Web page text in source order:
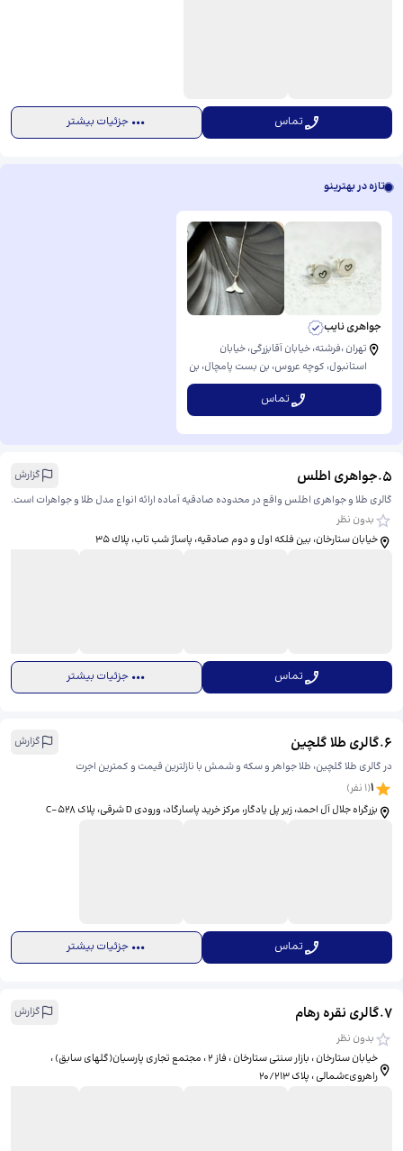
تماس جزئیات بیشتر
تازه در بهترینو
جواهری نایب
تهران ،فرشته، خیابان آقابزرگی، خیابان
استانبول، کوچه عروس، بن بست پامچال، ​بن
بست پامچال
تماس
5
.جواهری اطلس
گزارش
گالری طلا و جواهری اطلس واقع در محدوده صادقیه آماده ارائه انواع مدل طلا و جواهرات است.
بدون نظر
خیابان ستارخان، بين فلكه اول و دوم صادقيه، پاساژ شب تاب، پلاك ٣٥
تماس جزئیات بیشتر
6
.گالری طلا گلچین
گزارش
در گالری طلا گلچین، طلا جواهر و سکه و شمش با نازلترین قیمت و کمترین اجرت
1
(
1 نفر)
بزرگراه جلال آل احمد، زیر پل یادگار، مرکز خرید پاسارگاد، ورودی D شرقی، پلاک C-528
تماس جزئیات بیشتر
7
.گالری نقره رهام
گزارش
بدون نظر
خیابان ستارخان ، بازار سنتی ستارخان ، فاز 2 ، مجتمع تجاری پارسیان(گلهای سابق) ،
راهرویcشمالی ، پلاک 20/213